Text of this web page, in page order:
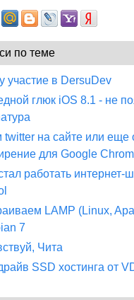
по теме
участие в DersuDev
глюк iOS 8.1 - не
на сайте или еще
для Google
работать интернет-
LAMP (Linux,
7
Чита
SSD хостинга от